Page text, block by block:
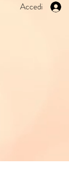
Accedi